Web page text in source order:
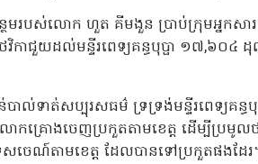
ថែមរបស់លោក ហួត គីមងួន ប្រាប់ក្រុមអ្នក
ាជួយដល់មន្ទីរពេទ្យគន្ធបុប្ផា ១៧,៦០៤
ន់បាល់ទាត់សប្បុរសធម៌ ទ្រទ្រង់មន្ទីរពេទ្យគន្
កគ្រោងចេញប្រកួតតាមខេត្ត ដើម្បីប្រមូល
សចេណ៍តាមខេត្ត ដែលបានទៅប្រកួតផងដែ